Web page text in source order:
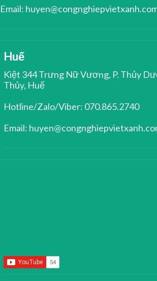
Email:
Huế
Kiệt 344 Trưng Nữ Vương, P. Thủy
Thủy, Huế
Hotline/Zalo/Viber: 070.865.2740
Email: